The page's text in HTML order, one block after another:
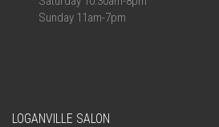
Sunday 11am-7pm
LOGANVILLE SALON